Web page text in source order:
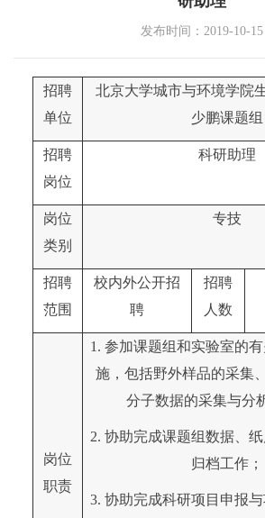
发布时间：2019-10-15
招聘
单位
北京大学城市与环境学院
少鹏课题组
招聘
岗位
科研助理
岗位
类别
专技
招聘
范围
校内外公开招
聘
招聘
人数
岗位
职责
1. 参加课题组和实验室的
施，包括野外样品的采集
分子数据的采集与分
2. 协助完成课题组数据、纸
归档工作；
3. 协助完成科研项目申报